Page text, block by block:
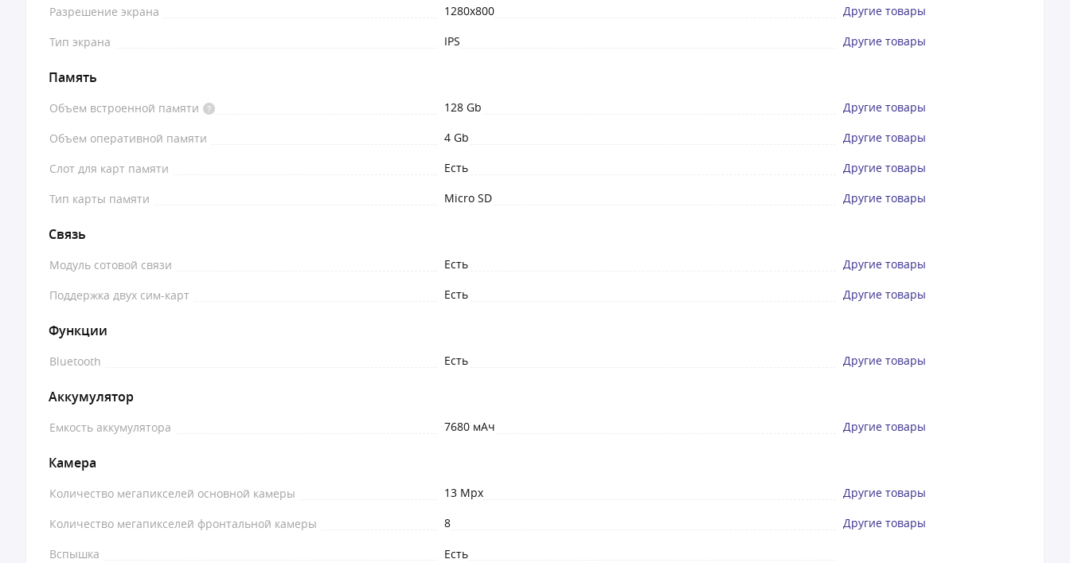
Разрешение экрана 1280x800 Другие товары
Тип экрана IPS Другие товары
Память
Объем встроенной памяти 128 Gb Другие товары
Объем оперативной памяти 4 Gb Другие товары
Слот для карт памяти Есть Другие товары
Тип карты памяти Micro SD Другие товары
Связь
Модуль сотовой связи Есть Другие товары
Поддержка двух сим-карт Есть Другие товары
Функции
Bluetooth Есть Другие товары
Аккумулятор
Емкость аккумулятора 7680 мАч Другие товары
Камера
Количество мегапикселей основной камеры 13 Mpx Другие товары
Количество мегапикселей фронтальной камеры 8 Другие товары
Вспышка Есть